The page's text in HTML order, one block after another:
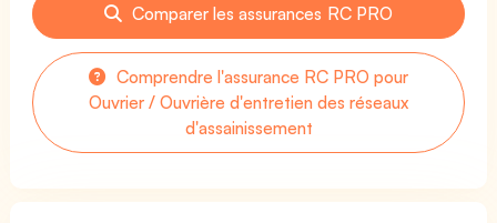
Comparer les assurances RC PRO
Comprendre l'assurance RC PRO pour
Ouvrier / Ouvrière d'entretien des réseaux
d'assainissement